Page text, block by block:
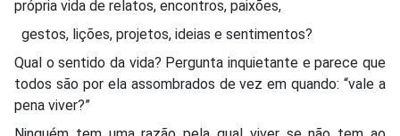
própria vida de relatos, encontros, paixões,
gestos, lições, projetos, ideias e sentimentos?
Qual o sentido da vida? Pergunta inquietante e parece que
todos são por ela assombrados de vez em quando: “vale a
pena viver?”